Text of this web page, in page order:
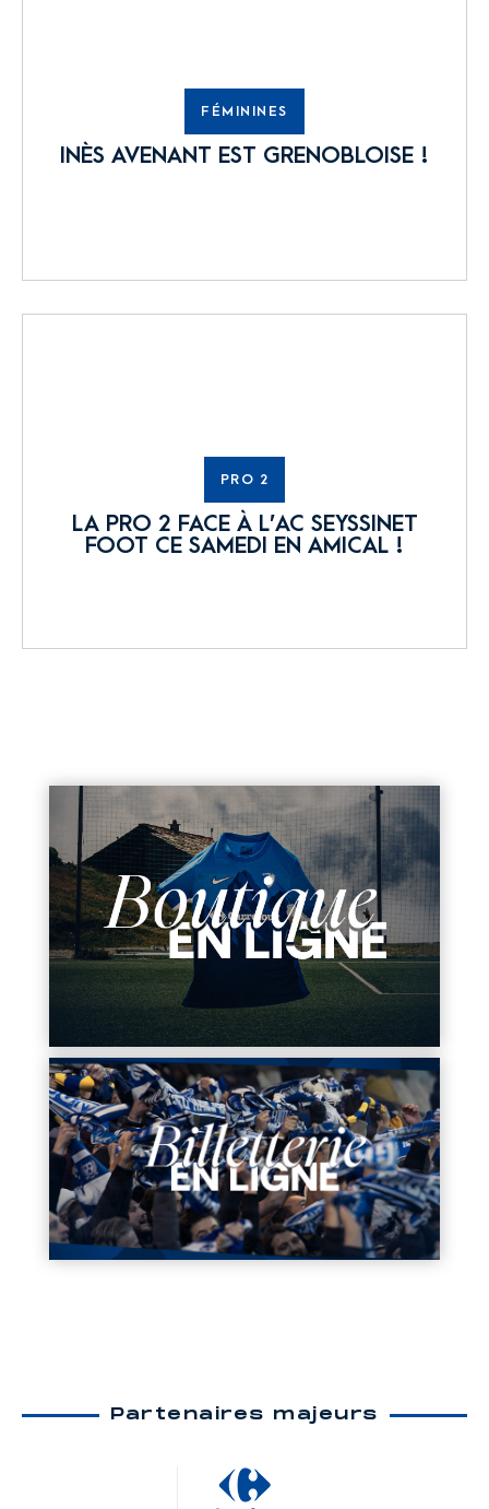
FÉMININES
INÈS AVENANT EST GRENOBLOISE !
PRO 2
LA PRO 2 FACE À L’AC SEYSSINET
FOOT CE SAMEDI EN AMICAL !
Partenaires majeurs